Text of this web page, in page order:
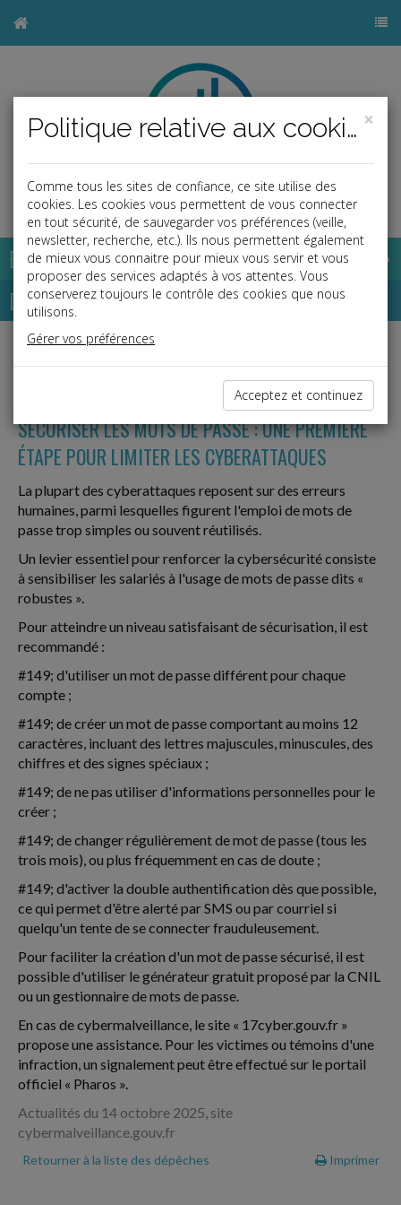
Base documentaire
Dépêches
SÉCURISER LES MOTS DE PASSE : UNE PREMIÈRE
ÉTAPE POUR LIMITER LES CYBERATTAQUES
La plupart des cyberattaques reposent sur des erreurs
humaines, parmi lesquelles figurent l'emploi de mots de
passe trop simples ou souvent réutilisés.
Un levier essentiel pour renforcer la cybersécurité consiste
à sensibiliser les salariés à l'usage de mots de passe dits «
robustes ».
Pour atteindre un niveau satisfaisant de sécurisation, il est
recommandé :
#149; d'utiliser un mot de passe différent pour chaque
compte ;
#149; de créer un mot de passe comportant au moins 12
caractères, incluant des lettres majuscules, minuscules, des
chiffres et des signes spéciaux ;
#149; de ne pas utiliser d'informations personnelles pour le
créer ;
#149; de changer régulièrement de mot de passe (tous les
trois mois), ou plus fréquemment en cas de doute ;
#149; d'activer la double authentification dès que possible,
ce qui permet d'être alerté par SMS ou par courriel si
quelqu'un tente de se connecter frauduleusement.
Pour faciliter la création d'un mot de passe sécurisé, il est
possible d'utiliser le générateur gratuit proposé par la CNIL
ou un gestionnaire de mots de passe.
En cas de cybermalveillance, le site « 17cyber.gouv.fr »
propose une assistance. Pour les victimes ou témoins d'une
infraction, un signalement peut être effectué sur le portail
officiel « Pharos ».
Actualités du 14 octobre 2025, site
cybermalveillance.gouv.fr
Retourner à la liste des dépêches Imprimer
×
Politique relative aux cookies
Comme tous les sites de confiance, ce site utilise des
cookies. Les cookies vous permettent de vous connecter
en tout sécurité, de sauvegarder vos préférences (veille,
newsletter, recherche, etc.). Ils nous permettent également
de mieux vous connaitre pour mieux vous servir et vous
proposer des services adaptés à vos attentes. Vous
conserverez toujours le contrôle des cookies que nous
utilisons.
Gérer vos préférences
Acceptez et continuez